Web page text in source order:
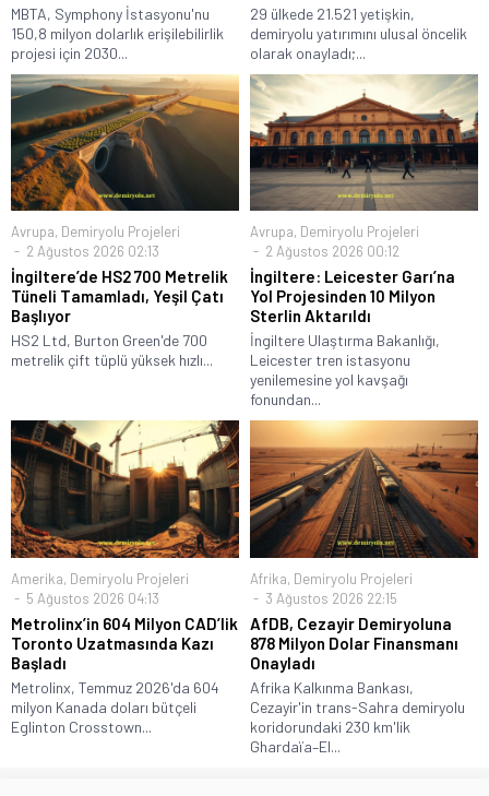
MBTA, Symphony İstasyonu'nu
150,8 milyon dolarlık erişilebilirlik
projesi için 2030...
29 ülkede 21.521 yetişkin,
demiryolu yatırımını ulusal öncelik
olarak onayladı;...
Avrupa, Demiryolu Projeleri
2 Ağustos 2026 02:13
İngiltere’de HS2 700 Metrelik
Tüneli Tamamladı, Yeşil Çatı
Başlıyor
HS2 Ltd, Burton Green'de 700
metrelik çift tüplü yüksek hızlı...
Avrupa, Demiryolu Projeleri
2 Ağustos 2026 00:12
İngiltere: Leicester Garı’na
Yol Projesinden 10 Milyon
Sterlin Aktarıldı
İngiltere Ulaştırma Bakanlığı,
Leicester tren istasyonu
yenilemesine yol kavşağı
fonundan...
Amerika, Demiryolu Projeleri
5 Ağustos 2026 04:13
Metrolinx’in 604 Milyon CAD’lik
Toronto Uzatmasında Kazı
Başladı
Metrolinx, Temmuz 2026'da 604
milyon Kanada doları bütçeli
Eglinton Crosstown...
Afrika, Demiryolu Projeleri
3 Ağustos 2026 22:15
AfDB, Cezayir Demiryoluna
878 Milyon Dolar Finansmanı
Onayladı
Afrika Kalkınma Bankası,
Cezayir'in trans-Sahra demiryolu
koridorundaki 230 km'lik
Ghardaïa–El...